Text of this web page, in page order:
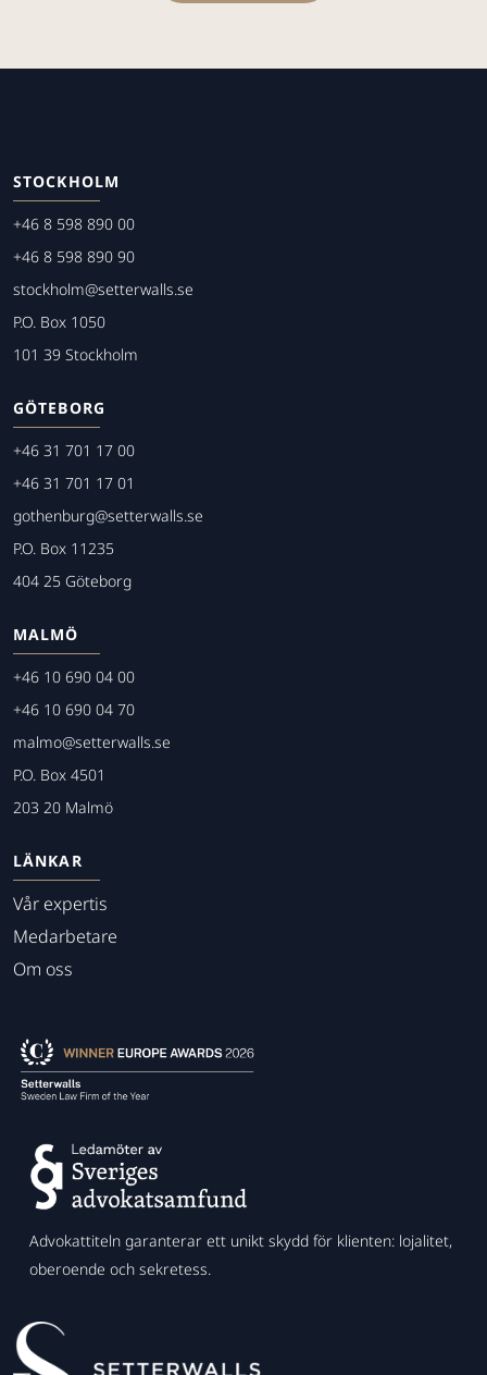
STOCKHOLM
+46 8 598 890 00
+46 8 598 890 90
stockholm@setterwalls.se
P.O. Box 1050
101 39 Stockholm
GÖTEBORG
+46 31 701 17 00
+46 31 701 17 01
gothenburg@setterwalls.se
P.O. Box 11235
404 25 Göteborg
MALMÖ
+46 10 690 04 00
+46 10 690 04 70
malmo@setterwalls.se
P.O. Box 4501
203 20 Malmö
LÄNKAR
Vår expertis
Medarbetare
Om oss
Advokattiteln garanterar ett unikt skydd för klienten: lojalitet,
oberoende och sekretess.